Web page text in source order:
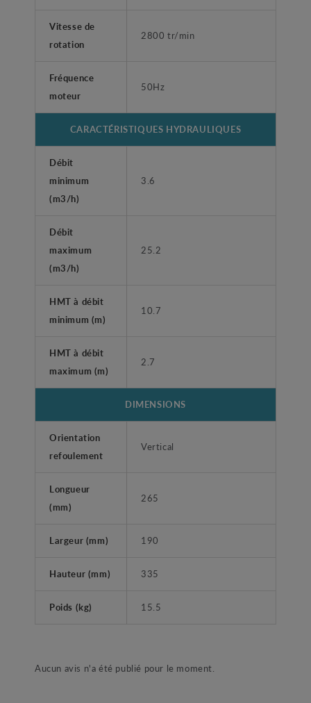
Vitesse de
rotation
2800 tr/min
Fréquence
moteur
50Hz
CARACTÉRISTIQUES HYDRAULIQUES
Débit
minimum
(m3/h)
3.6
Débit
maximum
(m3/h)
25.2
HMT à débit
minimum (m)
10.7
HMT à débit
maximum (m)
2.7
DIMENSIONS
Orientation
refoulement
Vertical
Longueur
(mm)
265
Largeur (mm) 190
Hauteur (mm) 335
Poids (kg) 15.5
Aucun avis n'a été publié pour le moment.